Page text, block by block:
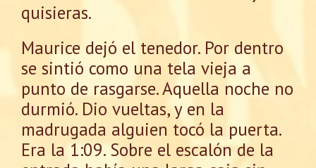
quisieras.
Maurice dejó el tenedor. Por dentro
se sintió como una tela vieja a
punto de rasgarse. Aquella noche no
durmió. Dio vueltas, y en la
madrugada alguien tocó la puerta.
Era la 1:09. Sobre el escalón de la